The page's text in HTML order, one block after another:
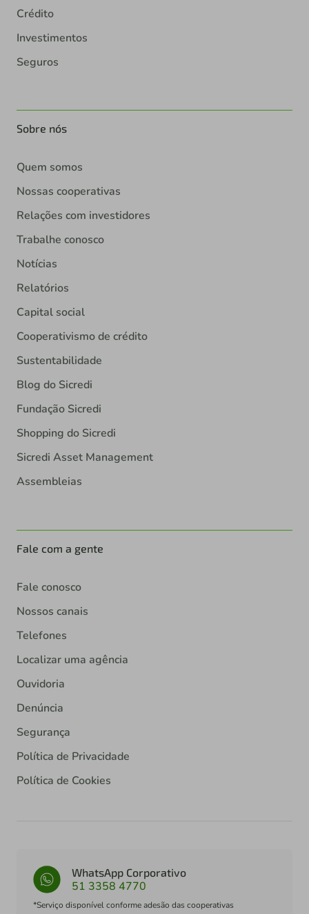
Crédito
Investimentos
Seguros
Sobre nós
Quem somos
Nossas cooperativas
Relações com investidores
Trabalhe conosco
Notícias
Relatórios
Capital social
Cooperativismo de crédito
Sustentabilidade
Blog do Sicredi
Fundação Sicredi
Shopping do Sicredi
Sicredi Asset Management
Assembleias
Fale com a gente
Fale conosco
Nossos canais
Telefones
Localizar uma agência
Ouvidoria
Denúncia
Segurança
Política de Privacidade
Política de Cookies
WhatsApp Corporativo
51 3358 4770
*Serviço disponível conforme adesão das cooperativas